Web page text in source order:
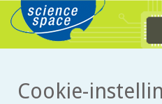
Technologie Artikelen > Toren
Cookie-